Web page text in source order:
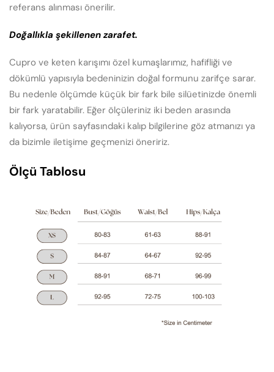
referans alınması önerilir.
Doğallıkla şekillenen zarafet.
Cupro ve keten karışımı özel kumaşlarımız, hafifliği ve
dökümlü yapısıyla bedeninizin doğal formunu zarifçe sarar.
Bu nedenle ölçümde küçük bir fark bile silüetinizde önemli
bir fark yaratabilir. Eğer ölçüleriniz iki beden arasında
kalıyorsa, ürün sayfasındaki kalıp bilgilerine göz atmanızı ya
da bizimle iletişime geçmenizi öneririz.
Ölçü Tablosu